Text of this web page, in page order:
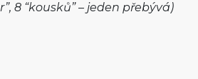
8 “kousků” – jeden přebývá)